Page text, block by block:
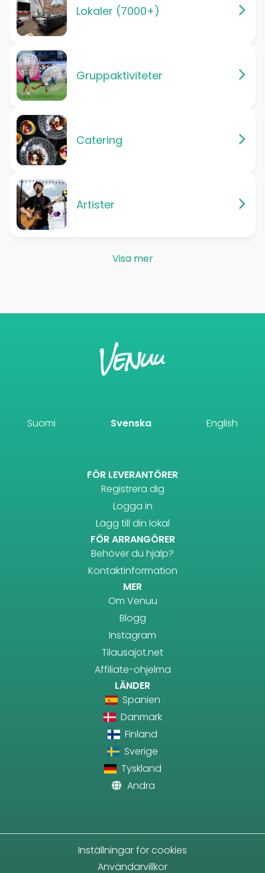
Lokaler (7000+)
Gruppaktiviteter
Catering
Artister
Visa mer
Suomi Svenska English
FÖR LEVERANTÖRER
Registrera dig
Logga in
Lägg till din lokal
FÖR ARRANGÖRER
Behöver du hjälp?
Kontaktinformation
MER
Om Venuu
Blogg
Instagram
Tilausajot.net
Affiliate-ohjelma
LÄNDER
Spanien
Danmark
Finland
Sverige
Tyskland
Andra
Inställningar för cookies
Användarvillkor